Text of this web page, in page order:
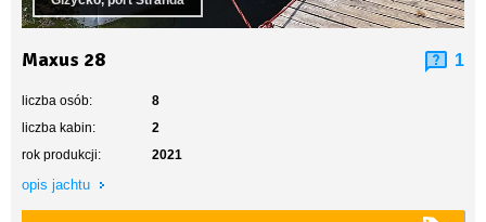
Maxus 28 1
liczba osób:
8
liczba kabin:
2
rok produkcji:
2021
opis jachtu